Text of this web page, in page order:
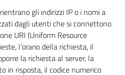
gli indirizzi IP o i nomi a
dagli utenti che si connettono
URI (Uniform Resource
l’orario della richiesta, il
la richiesta al server, la
in risposta, il codice numerico